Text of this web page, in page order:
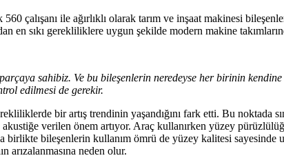
çalışanı ile ağırlıklı olarak tarım ve inşaat makinesi
en sıkı gerekliliklere uygun şekilde modern makine
sahibiz. Ve bu bileşenlerin neredeyse her birinin
edilmesi de gerekir.
bir artış trendinin yaşandığını fark etti. Bu noktada
verilen önem artıyor. Araç kullanırken yüzey
birlikte bileşenlerin kullanım ömrü de yüzey kalitesi
arızalanmasına neden olur.